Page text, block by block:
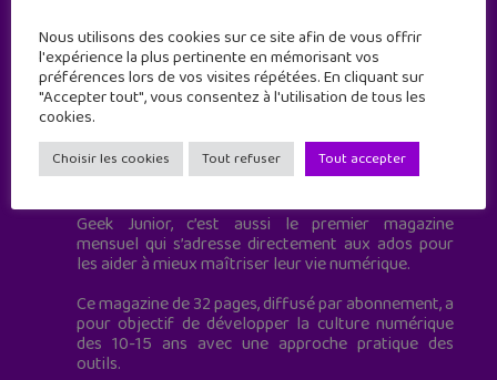
Geek Junior est le premier site de culture numérique
à destination des adolescents.
Geek Junior, c’est aussi le premier magazine
mensuel qui s’adresse directement aux ados pour
les aider à mieux maîtriser leur vie numérique.
Ce magazine de 32 pages, diffusé par abonnement, a
pour objectif de développer la culture numérique
des 10-15 ans avec une approche pratique des
outils.
Nous utilisons des cookies sur ce site afin de vous offrir
l'expérience la plus pertinente en mémorisant vos
préférences lors de vos visites répétées. En cliquant sur
"Accepter tout", vous consentez à l'utilisation de tous les
cookies.
Choisir les cookies Tout refuser Tout accepter